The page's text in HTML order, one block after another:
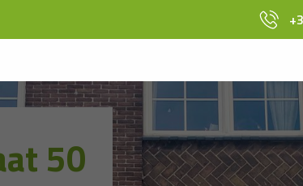
50